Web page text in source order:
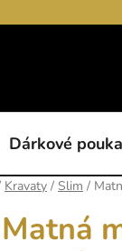
Dárkové
Kravaty / Slim /
Matná